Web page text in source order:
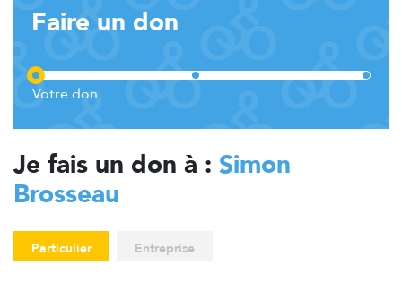
Faire un don
Je fais un don à : Simon
Brosseau
Particulier Entreprise